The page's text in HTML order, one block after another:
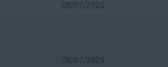
08/07/2026
08/07/2026